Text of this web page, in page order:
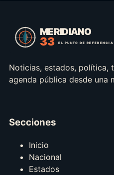
Noticias, estados, política,
agenda pública desde una
Secciones
Inicio
Nacional
Estados